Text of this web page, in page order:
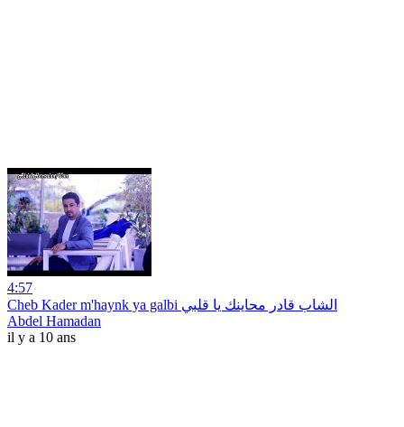
4:57
Cheb Kader m'haynk ya galbi الشاب قادر محاينك يا قلبي
Abdel Hamadan
il y a 10 ans